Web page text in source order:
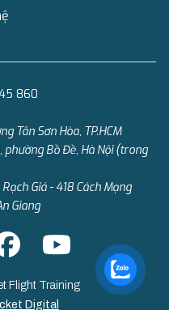
860
Tân Sơn Hòa, TP.HCM
phường Bồ Đề, Hà Nội (trong
Giá - 418 Cách Mạng
Giang
Flight Training
Digital